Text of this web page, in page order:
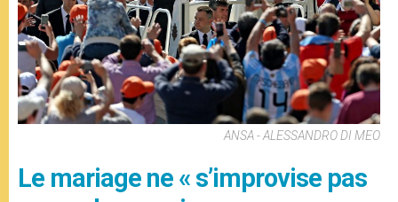
ANSA - ALESSANDRO DI MEO
Le mariage ne « s’improvise pas